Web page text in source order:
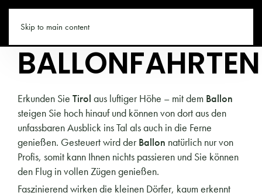
Skip to main content
TIROL.CO
BALLONFAHRTEN
Erkunden Sie Tirol aus luftiger Höhe – mit dem Ballon
steigen Sie hoch hinauf und können von dort aus den
unfassbaren Ausblick ins Tal als auch in die Ferne
genießen. Gesteuert wird derBallon natürlich nur von
Profis, somit kann Ihnen nichts passieren und Sie können
den Flug in vollen Zügen genießen.
Faszinierend wirken die kleinen Dörfer, kaum erkennt